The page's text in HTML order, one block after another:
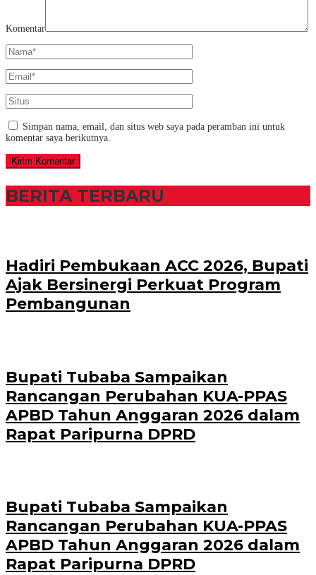
Komentar
Simpan nama, email, dan situs web saya pada peramban ini untuk
komentar saya berikutnya.
BERITA TERBARU
Hadiri Pembukaan ACC 2026, Bupati
Ajak Bersinergi Perkuat Program
Pembangunan
Bupati Tubaba Sampaikan
Rancangan Perubahan KUA-PPAS
APBD Tahun Anggaran 2026 dalam
Rapat Paripurna DPRD
Bupati Tubaba Sampaikan
Rancangan Perubahan KUA-PPAS
APBD Tahun Anggaran 2026 dalam
Rapat Paripurna DPRD